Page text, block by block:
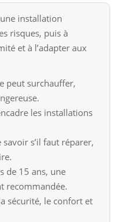
installation
risques, puis à
et à l’adapter aux
peut surchauffer,
les installations
s’il faut réparer,
de 15 ans, une
recommandée.
sécurité, le confort et